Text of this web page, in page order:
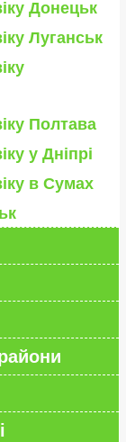
Донецьк
Луганськ
Полтава
у Дніпрі
в Сумах